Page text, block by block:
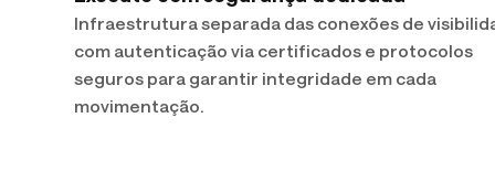
Infraestrutura separada das conexões de
com autenticação via certificados e protocolos
seguros para garantir integridade em cada
movimentação.